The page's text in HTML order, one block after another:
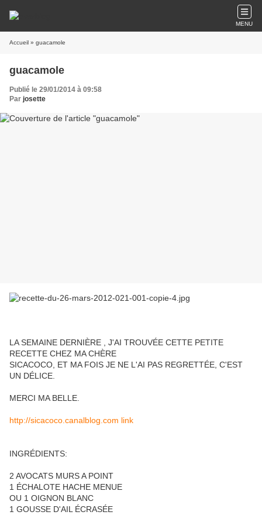
MENU
Accueil » guacamole
guacamole
Publié le 29/01/2014 à 09:58
Par josette
LA SEMAINE DERNIÈRE , J'AI TROUVÉE CETTE PETITE
RECETTE CHEZ MA CHÈRE
SICACOCO, ET MA FOIS JE NE L'AI PAS REGRETTÉE, C'EST
UN DÉLICE.
MERCI MA BELLE.
http://sicacoco.canalblog.com link
INGRÉDIENTS:
2 AVOCATS MURS A POINT
1 ÉCHALOTE HACHE MENUE
OU 1 OIGNON BLANC
1 GOUSSE D'AIL ÉCRASÉE